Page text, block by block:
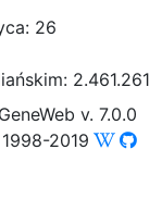
26
2.461.261
inny język
to templm
GeneWeb v. 7.0.0
1998-2019